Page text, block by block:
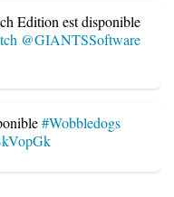
Edition est disponible
@GIANTSSoftware
#Wobbledogs